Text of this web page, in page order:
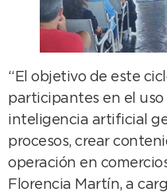
“El objetivo de este
participantes en el
inteligencia artificial
procesos, crear
operación en
Florencia Martín, a